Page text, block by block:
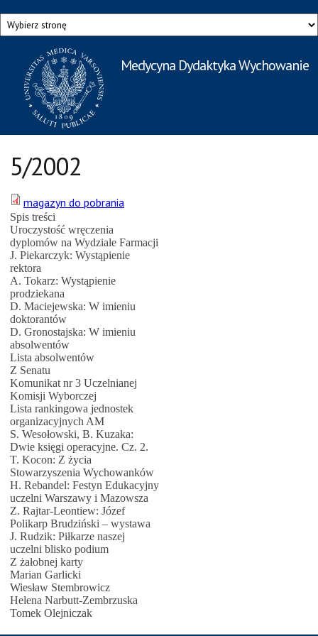
Przejdź do treści
Medycyna Dydaktyka Wychowanie
Rzecznik Prasowy
Warszawskiego Uniwersytetu Medycznego
5/2002
magazyn do pobrania
Spis treści
Uroczystość wręczenia
dyplomów na Wydziale Farmacji
J. Piekarczyk: Wystąpienie
rektora
A. Tokarz: Wystąpienie
prodziekana
D. Maciejewska: W imieniu
doktorantów
D. Gronostajska: W imieniu
absolwentów
Lista absolwentów
Z Senatu
Komunikat nr 3 Uczelnianej
Komisji Wyborczej
Lista rankingowa jednostek
organizacyjnych AM
S. Wesołowski, B. Kuzaka:
Dwie księgi operacyjne. Cz. 2.
T. Kocon: Z życia
Stowarzyszenia Wychowanków
H. Rebandel: Festyn Edukacyjny
uczelni Warszawy i Mazowsza
Z. Rajtar-Leontiew: Józef
Polikarp Brudziński – wystawa
J. Rudzik: Piłkarze naszej
uczelni blisko podium
Z żałobnej karty
Marian Garlicki
Wiesław Stembrowicz
Helena Narbutt-Zembrzuska
Tomek Olejniczak